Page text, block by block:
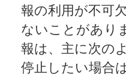
報の利用が不可
ないことがあり
報は、主に次の
停止したい場合